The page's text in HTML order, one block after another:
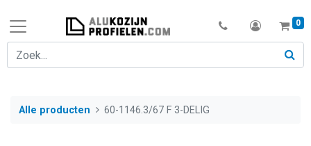
0
Alle producten 60-1146.3/67 F 3-DELIG